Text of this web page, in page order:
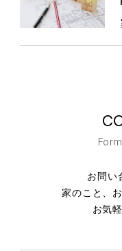
お問い
家のこと、
お気